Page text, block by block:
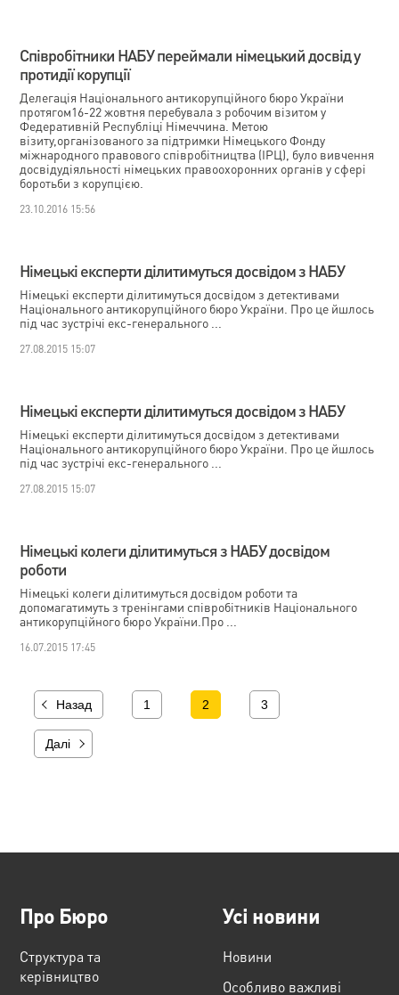
Співробітники НАБУ переймали німецький досвід у
протидії корупції
Делегація Національного антикорупційного бюро України
протягом16-22 жовтня перебувала з робочим візитом у
Федеративній Республіці Німеччина. Метою
візиту,організованого за підтримки Німецького Фонду
міжнародного правового співробітництва (ІРЦ), було вивчення
досвідудіяльності німецьких правоохоронних органів у сфері
боротьби з корупцією.
23.10.2016 15:56
Німецькі експерти ділитимуться досвідом з НАБУ
Німецькі експерти ділитимуться досвідом з детективами
Національного антикорупційного бюро України. Про це йшлось
під час зустрічі екс-генерального ...
27.08.2015 15:07
Німецькі експерти ділитимуться досвідом з НАБУ
Німецькі експерти ділитимуться досвідом з детективами
Національного антикорупційного бюро України. Про це йшлось
під час зустрічі екс-генерального ...
27.08.2015 15:07
Німецькі колеги ділитимуться з НАБУ досвідом
роботи
Німецькі колеги ділитимуться досвідом роботи та
допомагатимуть з тренінгами співробітників Національного
антикорупційного бюро України.Про ...
16.07.2015 17:45
Назад 1 2 3
Далі
Про Бюро
Структура та
керівництво
Усі новини
Новини
Особливо важливі